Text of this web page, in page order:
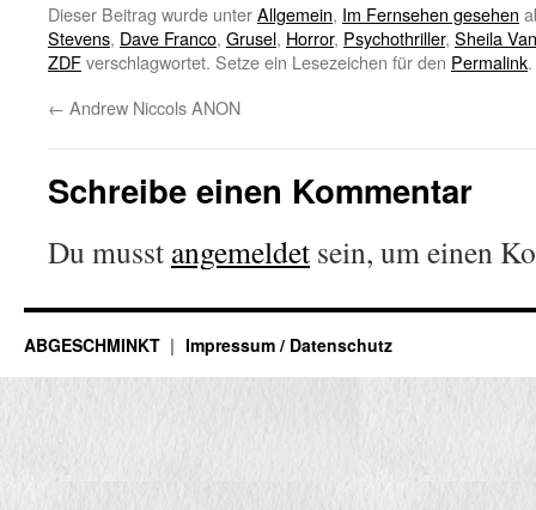
Dieser Beitrag wurde unterAllgemein, Im Fernsehen gesehen
Stevens, Dave Franco, Grusel, Horror, Psychothriller, Sheila
ZDFverschlagwortet. Setze ein Lesezeichen für den Permalink.
← Andrew Niccols ANON
Schreibe einen Kommentar
Du musst angemeldet sein, um einen
ABGESCHMINKT Impressum / Datenschutz